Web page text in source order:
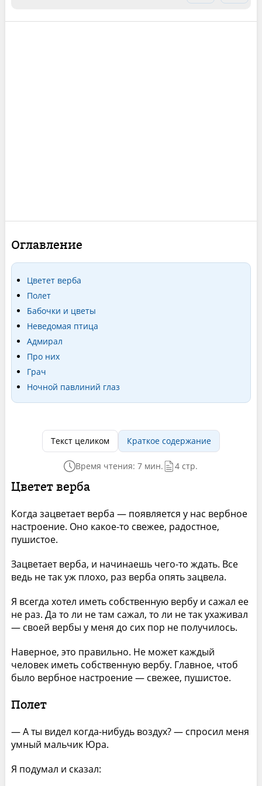
Оглавление
Цветет верба
Полет
Бабочки и цветы
Неведомая птица
Адмирал
Про них
Грач
Ночной павлиний глаз
Текст целиком Краткое содержание
Время чтения: 7 мин. 4 стр.
Цветет верба
Когда зацветает верба — появляется у нас вербное
настроение. Оно какое-то свежее, радостное,
пушистое.
Зацветает верба, и начинаешь чего-то ждать. Все
ведь не так уж плохо, раз верба опять зацвела.
Я всегда хотел иметь собственную вербу и сажал ее
не раз. Да то ли не там сажал, то ли не так ухаживал
— своей вербы у меня до сих пор не получилось.
Наверное, это правильно. Не может каждый
человек иметь собственную вербу. Главное, чтоб
было вербное настроение — свежее, пушистое.
Полет
— А ты видел когда-нибудь воздух? — спросил меня
умный мальчик Юра.
Я подумал и сказал: